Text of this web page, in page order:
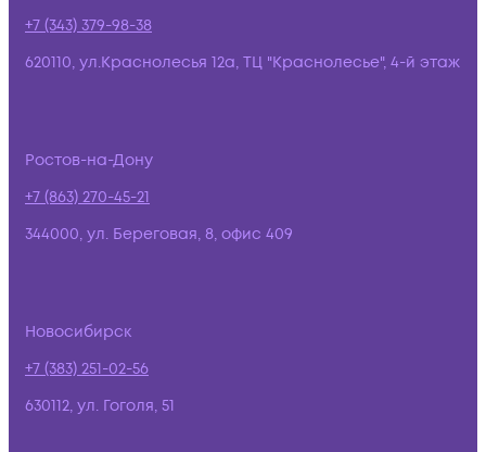
+7 (343) 379-98-38
620110, ул.Краснолесья 12а, ТЦ "Краснолесье", 4-й этаж
Ростов-на-Дону
+7 (863) 270-45-21
344000, ул. Береговая, 8, офис 409
Новосибирск
+7 (383) 251-02-56
630112, ул. Гоголя, 51